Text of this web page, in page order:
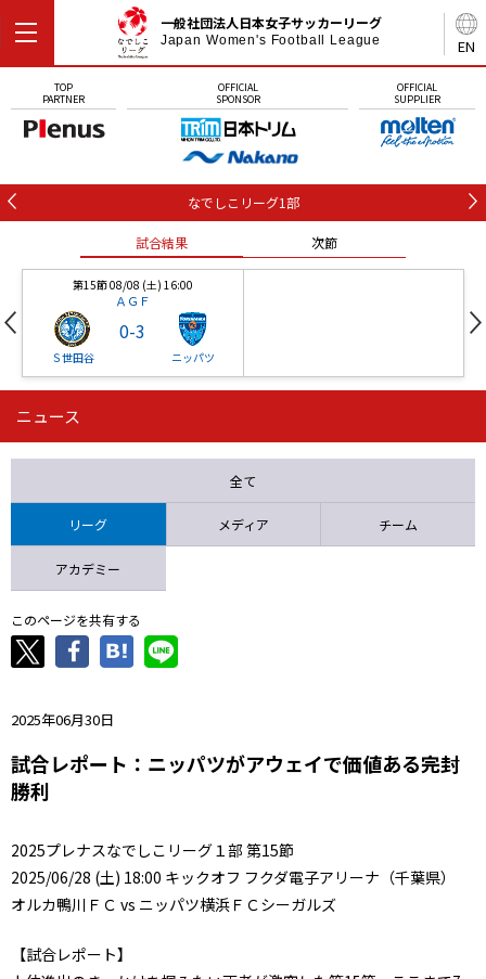
EN
一般社団法人日本女子サッカーリーグ
Japan Women's Football League
TOP
PARTNER
OFFICIAL
SPONSOR
OFFICIAL
SUPPLIER
なでしこリーグ1部
試合結果 次節
第15節 08/08 (土) 16:00
ＡＧＦ
Ｓ世田谷
0-3
ニッパツ
第16節 09/05 (土) 15:00
ニッパツ 石人の星
ニュース
全て
リーグ メディア チーム
アカデミー
このページを共有する
2025年06月30日
試合レポート：ニッパツがアウェイで価値ある完封
勝利
2025プレナスなでしこリーグ１部 第15節
2025/06/28 (土) 18:00 キックオフ フクダ電子アリーナ（千葉県）
オルカ鴨川ＦＣ vs ニッパツ横浜ＦＣシーガルズ
【試合レポート】